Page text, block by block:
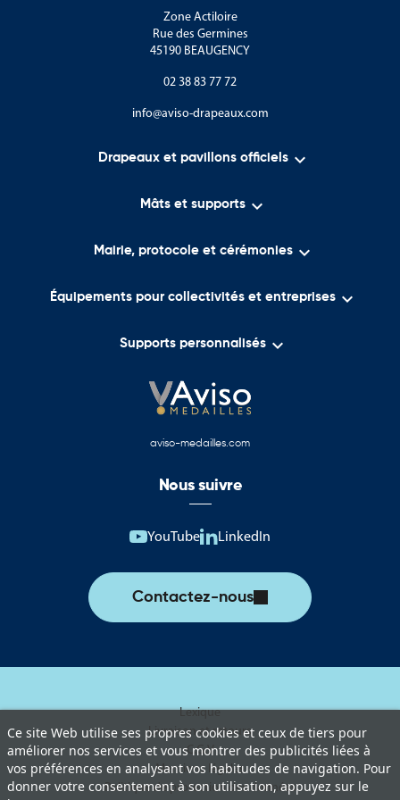
Zone Actiloire
Rue des Germines
45190 BEAUGENCY
02 38 83 77 72
info@aviso-drapeaux.com
Drapeaux et pavillons officiels 
Mâts et supports 
Mairie, protocole et cérémonies 
Équipements pour collectivités et entreprises 
Supports personnalisés 
Ce site Web utilise ses propres cookies et ceux de tiers pour
améliorer nos services et vous montrer des publicités liées à
vos préférences en analysant vos habitudes de navigation. Pour
donner votre consentement à son utilisation, appuyez sur le
aviso-medailles.com
Nous suivre
YouTube LinkedIn
Contactez-nous
Lexique
Livraison et retours
C.G.V
Mentions légales
Politique de protection des données